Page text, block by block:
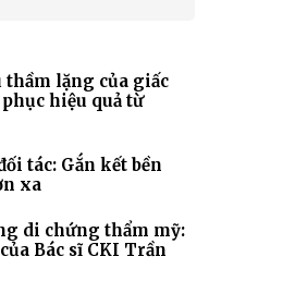
lặng của giấc
hiệu quả từ
tác: Gắn kết bền
xa
di chứng thẩm mỹ:
Bác sĩ CKI Trần